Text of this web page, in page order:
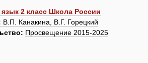
язык 2 класс Школа России
В.П. Канакина, В.Г. Горецкий
Просвещение 2015-2025